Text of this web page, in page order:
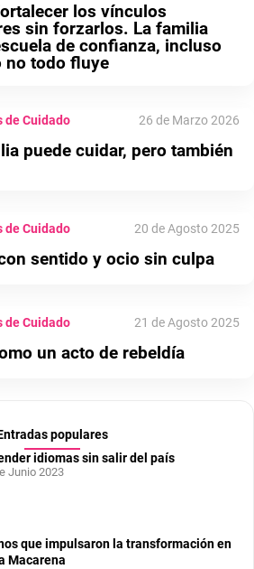
los vínculos
sin forzarlos. La familia
de confianza, incluso
no todo fluye
de Cuidado 26 de Marzo 2026
puede cuidar, pero también
de Cuidado 20 de Agosto 2025
sentido y ocio sin culpa
de Cuidado 21 de Agosto 2025
un acto de rebeldía
populares
idiomas sin salir del país
Junio 2023
que impulsaron la transformación en
Macarena